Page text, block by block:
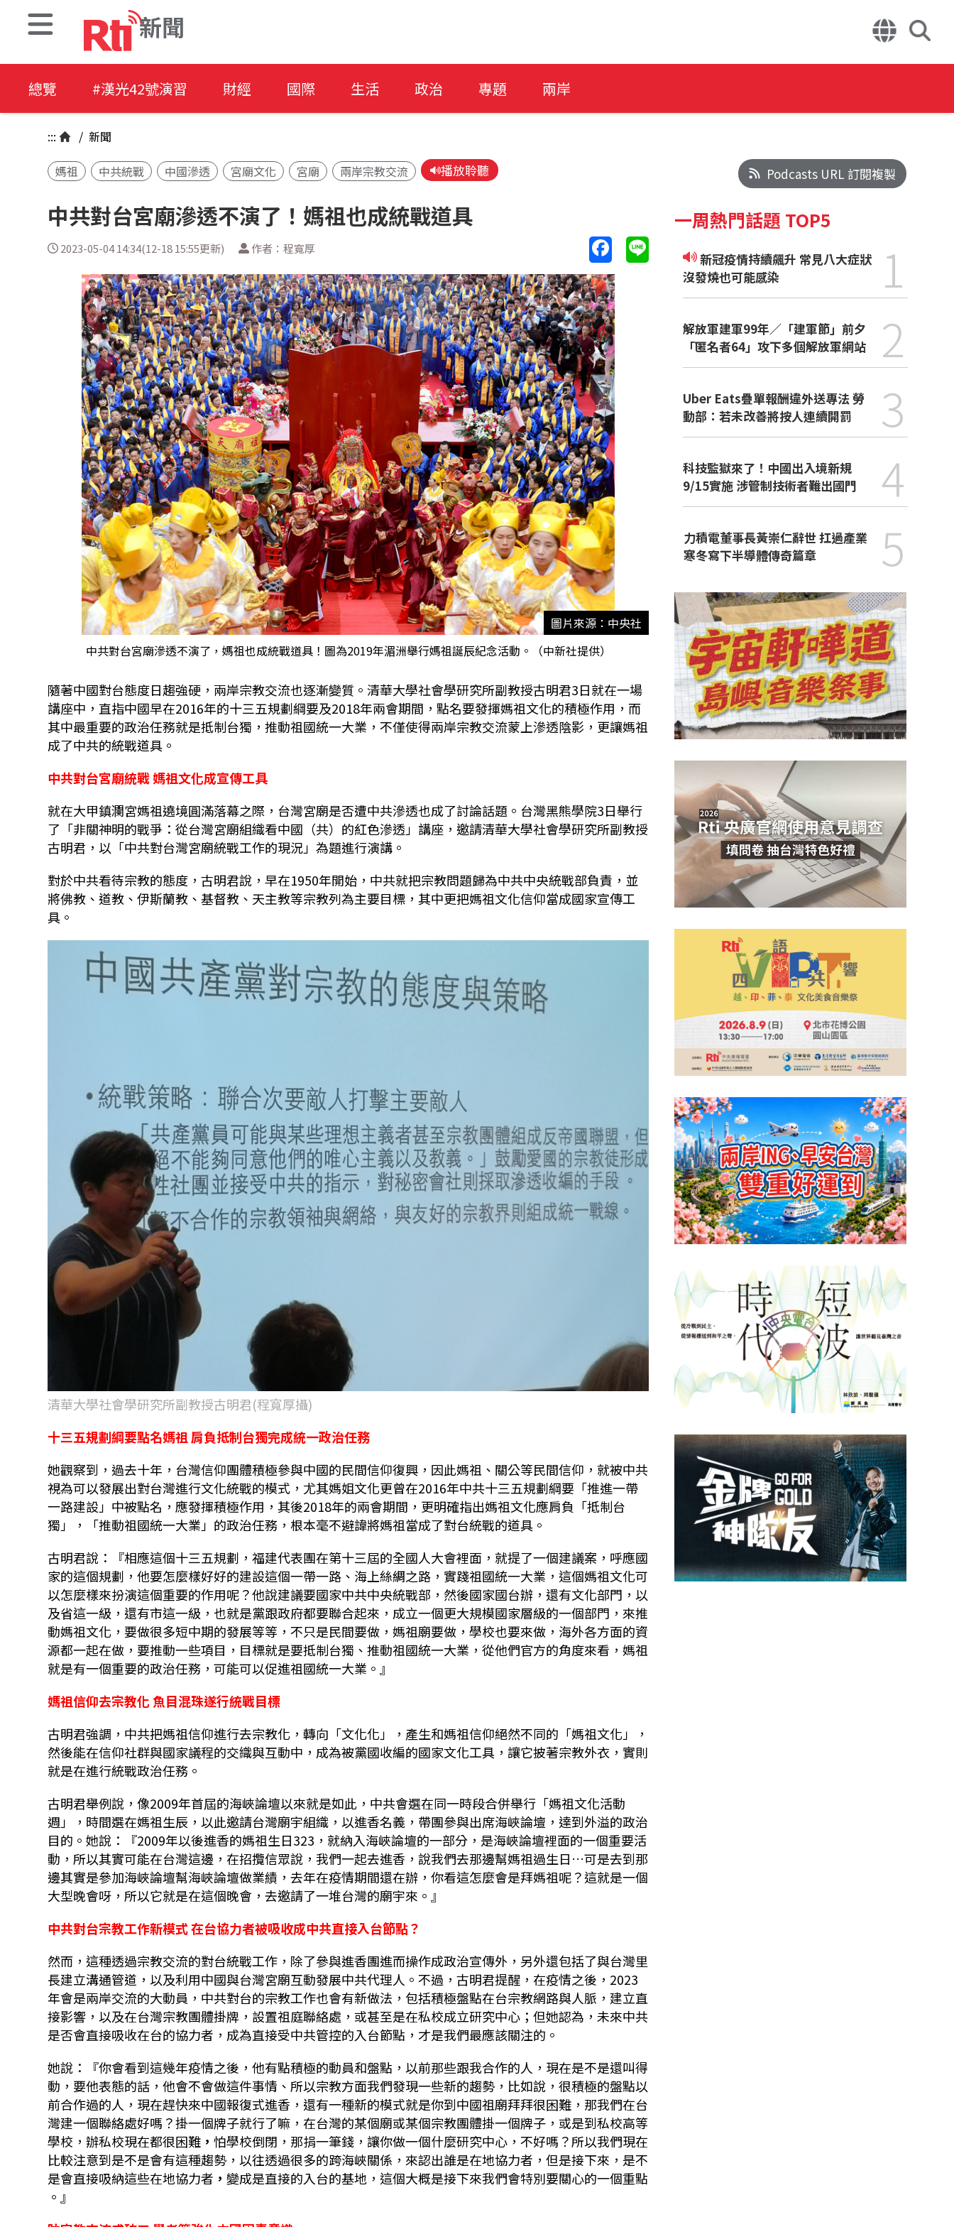
新聞
總覽 #漢光42號演習 財經 國際 生活 政治 專題 兩岸
::: / 新聞
媽祖 中共統戰 中國滲透 宮廟文化 宮廟 兩岸宗教交流 播放聆聽
中共對台宮廟滲透不演了！媽祖也成統戰道具
2023-05-04 14:34(12-18 15:55更新) 作者：程寬厚
圖片來源：中央社
中共對台宮廟滲透不演了，媽祖也成統戰道具！圖為2019年湄洲舉行媽祖誕辰紀念活動。（中新社提供）
隨著中國對台態度日趨強硬，兩岸宗教交流也逐漸變質。清華大學社會學研究所副教授古明君3日就在一場
講座中，直指中國早在2016年的十三五規劃綱要及2018年兩會期間，點名要發揮媽祖文化的積極作用，而
其中最重要的政治任務就是抵制台獨，推動祖國統一大業，不僅使得兩岸宗教交流蒙上滲透陰影，更讓媽祖
成了中共的統戰道具。
中共對台宮廟統戰 媽祖文化成宣傳工具
就在大甲鎮瀾宮媽祖遶境圓滿落幕之際，台灣宮廟是否遭中共滲透也成了討論話題。台灣黑熊學院3日舉行
了「非關神明的戰爭：從台灣宮廟組織看中國（共）的紅色滲透」講座，邀請清華大學社會學研究所副教授
古明君，以「中共對台灣宮廟統戰工作的現況」為題進行演講。
對於中共看待宗教的態度，古明君說，早在1950年開始，中共就把宗教問題歸為中共中央統戰部負責，並
將佛教、道教、伊斯蘭教、基督教、天主教等宗教列為主要目標，其中更把媽祖文化信仰當成國家宣傳工
具。
清華大學社會學研究所副教授古明君(程寬厚攝)
十三五規劃綱要點名媽祖 肩負抵制台獨完成統一政治任務
她觀察到，過去十年，台灣信仰團體積極參與中國的民間信仰復興，因此媽祖、關公等民間信仰，就被中共
視為可以發展出對台灣進行文化統戰的模式，尤其媽姐文化更曾在2016年中共十三五規劃綱要「推進一帶
一路建設」中被點名，應發揮積極作用，其後2018年的兩會期間，更明確指出媽祖文化應肩負「抵制台
獨」，「推動祖國統一大業」的政治任務，根本毫不避諱將媽祖當成了對台統戰的道具。
古明君說：『相應這個十三五規劃，福建代表團在第十三屆的全國人大會裡面，就提了一個建議案，呼應國
家的這個規劃，他要怎麼樣好好的建設這個一帶一路、海上絲綢之路，實踐祖國統一大業，這個媽祖文化可
以怎麼樣來扮演這個重要的作用呢？他說建議要國家中共中央統戰部，然後國家國台辦，還有文化部門，以
及省這一級，還有市這一級，也就是黨跟政府都要聯合起來，成立一個更大規模國家層級的一個部門，來推
動媽祖文化，要做很多短中期的發展等等，不只是民間要做，媽祖廟要做，學校也要來做，海外各方面的資
源都一起在做，要推動一些項目，目標就是要抵制台獨、推動祖國統一大業，從他們官方的角度來看，媽祖
就是有一個重要的政治任務，可能可以促進祖國統一大業。』
媽祖信仰去宗教化 魚目混珠遂行統戰目標
古明君強調，中共把媽祖信仰進行去宗教化，轉向「文化化」，產生和媽祖信仰絕然不同的「媽祖文化」，
然後能在信仰社群與國家議程的交織與互動中，成為被黨國收編的國家文化工具，讓它披著宗教外衣，實則
就是在進行統戰政治任務。
古明君舉例說，像2009年首屆的海峽論壇以來就是如此，中共會選在同一時段合併舉行「媽祖文化活動
週」，時間選在媽祖生辰，以此邀請台灣廟宇組織，以進香名義，帶團參與出席海峽論壇，達到外溢的政治
目的。她說：『2009年以後進香的媽祖生日323，就納入海峽論壇的一部分，是海峽論壇裡面的一個重要活
動，所以其實可能在台灣這邊，在招攬信眾說，我們一起去進香，說我們去那邊幫媽祖過生日…可是去到那
邊其實是參加海峽論壇幫海峽論壇做業績，去年在疫情期間還在辦，你看這怎麼會是拜媽祖呢？這就是一個
大型晚會呀，所以它就是在這個晚會，去邀請了一堆台灣的廟宇來。』
中共對台宗教工作新模式 在台協力者被吸收成中共直接入台節點？
然而，這種透過宗教交流的對台統戰工作，除了參與進香團進而操作成政治宣傳外，另外還包括了與台灣里
長建立溝通管道，以及利用中國與台灣宮廟互動發展中共代理人。不過，古明君提醒，在疫情之後，2023
年會是兩岸交流的大動員，中共對台的宗教工作也會有新做法，包括積極盤點在台宗教網路與人脈，建立直
接影響，以及在台灣宗教團體掛牌，設置祖庭聯絡處，或甚至是在私校成立研究中心；但她認為，未來中共
是否會直接吸收在台的協力者，成為直接受中共管控的入台節點，才是我們最應該關注的。
她說：『你會看到這幾年疫情之後，他有點積極的動員和盤點，以前那些跟我合作的人，現在是不是還叫得
動，要他表態的話，他會不會做這件事情、所以宗教方面我們發現一些新的趨勢，比如說，很積極的盤點以
前合作過的人，現在趕快來中國報復式進香，還有一種新的模式就是你到中國祖廟拜拜很困難，那我們在台
灣建一個聯絡處好嗎？掛一個牌子就行了嘛，在台灣的某個廟或某個宗教團體掛一個牌子，或是到私校高等
學校，辦私校現在都很困難 ，怕學校倒閉，那捐一筆錢，讓你做一個什麼研究中心，不好嗎？所以我們現在
比較注意到是不是會有這種趨勢，以往透過很多的跨海峽關係，來認出誰是在地協力者，但是接下來，是不
是會直接吸納這些在地協力者 ，變成是直接的入台的基地，這個大概是接下來我們會特別要關心的一個重點
。』
Podcasts URL 訂閱複製
一周熱門話題 TOP5
新冠疫情持續飆升 常見八大症狀
沒發燒也可能感染
1
解放軍建軍99年／「建軍節」前夕
「匿名者64」攻下多個解放軍網站
2
Uber Eats疊單報酬違外送專法 勞
動部：若未改善將按人連續開罰
3
科技監獄來了！中國出入境新規
9/15實施 涉管制技術者難出國門
4
力積電董事長黃崇仁辭世 扛過產業
寒冬寫下半導體傳奇篇章
5